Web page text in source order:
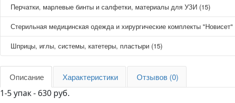
Перчатки, марлевые бинты и салфетки, материалы для УЗИ (15)
Стерильная медицинская одежда и хирургические комплекты "Новисет"
Шприцы, иглы, системы, катетеры, пластыри (15)
Описание Характеристики Отзывов (0)
1-5 упак - 630 руб.